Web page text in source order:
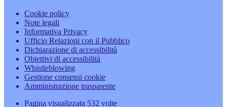
Cookie policy
Note legali
Informativa Privacy
Ufficio Relazioni con il Pubblico
Dichiarazione di accessibilità
Obiettivi di accessibilità
Whistleblowing
Gestione consensi cookie
Amministrazione trasparente
Pagina visualizzata 532 volte